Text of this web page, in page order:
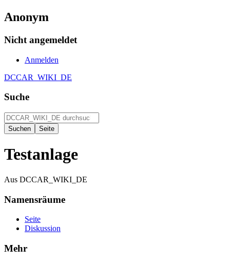
Anonym
Nicht angemeldet
Anmelden
DCCAR_WIKI_DE
Suche
Testanlage
Aus DCCAR_WIKI_DE
Namensräume
Seite
Diskussion
Mehr